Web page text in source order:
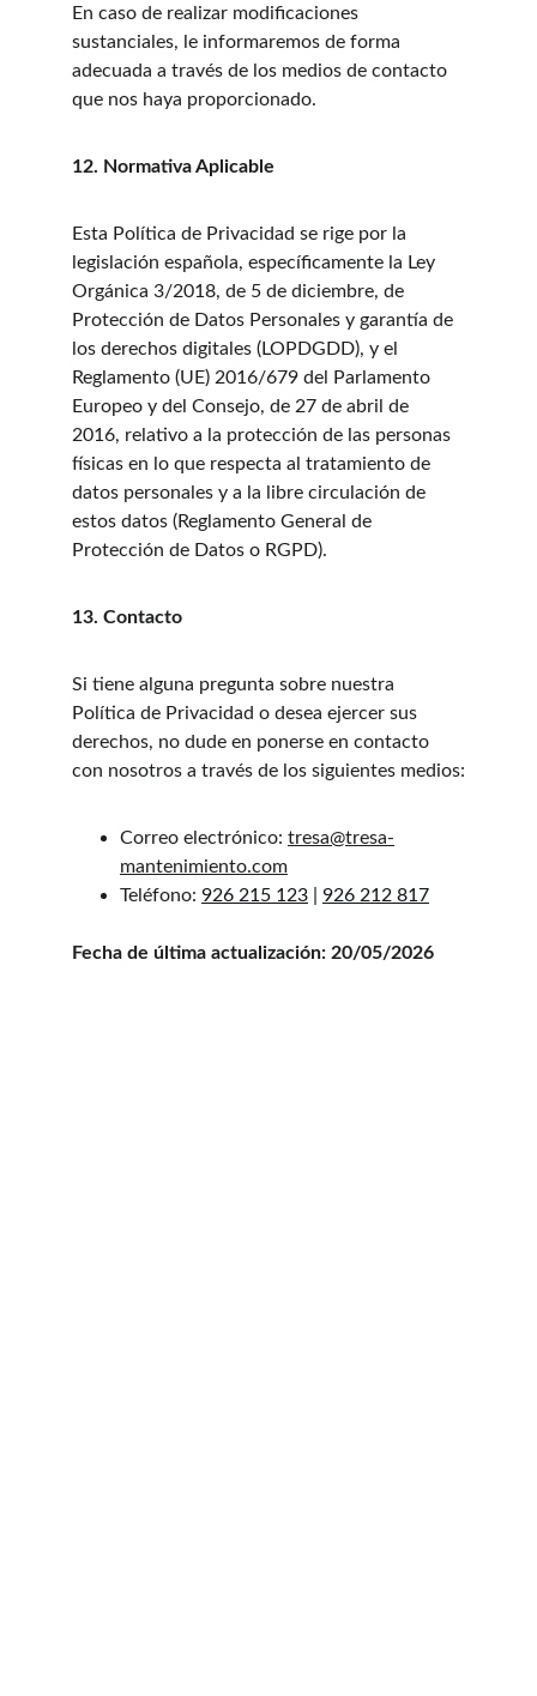
En caso de realizar modificaciones
sustanciales, le informaremos de forma
adecuada a través de los medios de contacto
que nos haya proporcionado.
12. Normativa Aplicable
Esta Política de Privacidad se rige por la
legislación española, específicamente la Ley
Orgánica 3/2018, de 5 de diciembre, de
Protección de Datos Personales y garantía de
los derechos digitales (LOPDGDD), y el
Reglamento (UE) 2016/679 del Parlamento
Europeo y del Consejo, de 27 de abril de
2016, relativo a la protección de las personas
físicas en lo que respecta al tratamiento de
datos personales y a la libre circulación de
estos datos (Reglamento General de
Protección de Datos o RGPD).
13. Contacto
Si tiene alguna pregunta sobre nuestra
Política de Privacidad o desea ejercer sus
derechos, no dude en ponerse en contacto
con nosotros a través de los siguientes medios:
Correo electrónico: tresa@tresa-
mantenimiento.com
Teléfono: 926 215 123 926 212 817
Fecha de última actualización: 20/05/2026